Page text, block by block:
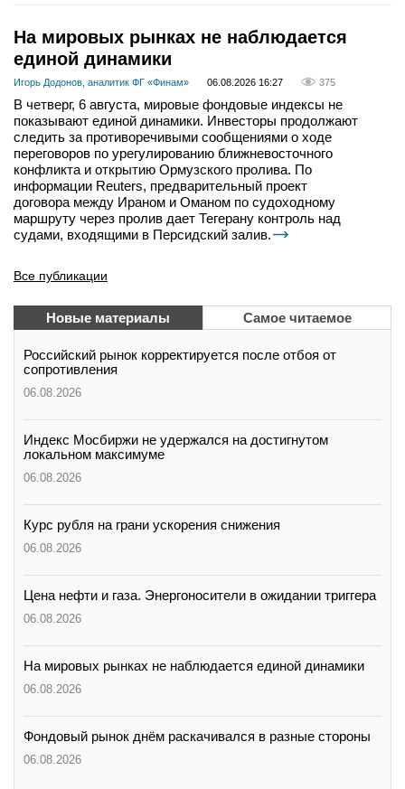
На мировых рынках не наблюдается
единой динамики
Игорь Додонов, аналитик ФГ «Финам» 06.08.2026 16:27 375
В четверг, 6 августа, мировые фондовые индексы не
показывают единой динамики. Инвесторы продолжают
следить за противоречивыми сообщениями о ходе
переговоров по урегулированию ближневосточного
конфликта и открытию Ормузского пролива. По
информации Reuters, предварительный проект
договора между Ираном и Оманом по судоходному
маршруту через пролив дает Тегерану контроль над
судами, входящими в Персидский залив.
Все публикации
Новые материалы Самое читаемое
Российский рынок корректируется после отбоя от
сопротивления
06.08.2026
Индекс Мосбиржи не удержался на достигнутом
локальном максимуме
06.08.2026
Курс рубля на грани ускорения снижения
06.08.2026
Цена нефти и газа. Энергоносители в ожидании триггера
06.08.2026
На мировых рынках не наблюдается единой динамики
06.08.2026
Фондовый рынок днём раскачивался в разные стороны
06.08.2026